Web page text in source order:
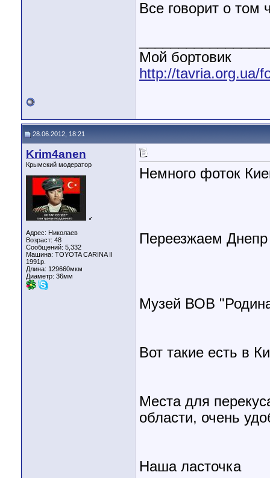
Все говорит о том
Мой бортовик
http://tavria.org.ua/
28.06.2012, 18:21
Krim4anen
Крымский модератор
♂
Адрес: Николаев
Возраст: 48
Сообщений: 5,332
Машина: TOYOTA CARINA II
1991р.
Длина: 129660мкм
Диаметр: 36мм
Немного фоток
Переезжаем
Музей ВОВ
Вот такие есть в
Места для
области, очень
Наша ласточка